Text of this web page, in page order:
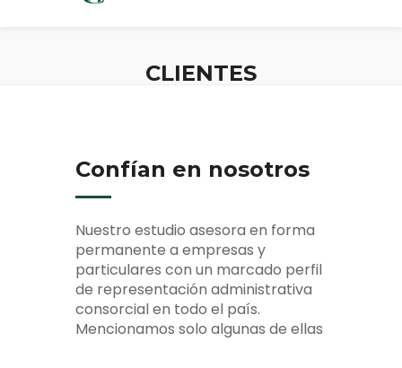
CLIENTES
Confían en nosotros
Nuestro estudio asesora en forma
permanente a empresas y
particulares con un marcado perfil
de representación administrativa
consorcial en todo el país.
Mencionamos solo algunas de ellas